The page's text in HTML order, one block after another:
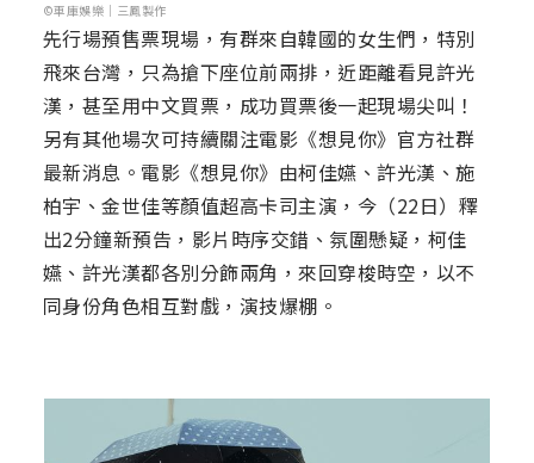
©車庫娛樂｜三鳳製作
先行場預售票現場，有群來自韓國的女生們，特別
飛來台灣，只為搶下座位前兩排，近距離看見許光
漢，甚至用中文買票，成功買票後一起現場尖叫！
另有其他場次可持續關注電影《想見你》官方社群
最新消息。電影《想見你》由柯佳嬿、許光漢、施
柏宇、金世佳等顏值超高卡司主演，今（22日）釋
出2分鐘新預告，影片時序交錯、氛圍懸疑，柯佳
嬿、許光漢都各別分飾兩角，來回穿梭時空，以不
同身份角色相互對戲，演技爆棚。